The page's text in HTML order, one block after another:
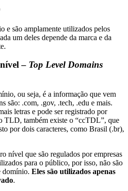
e são amplamente utilizados pelos
um deles depende da marca e da
– Top Level Domains
ou seja, é a informação que vem
são: .com, .gov, .tech, .edu e mais.
letras e pode ser registrado por
TLD, também existe o “ccTDL”, que
por dois caracteres, como Brasil (.br),
nível que são regulados por empresas
para o público, por isso, não são
domínio. Eles são utilizados apenas
.